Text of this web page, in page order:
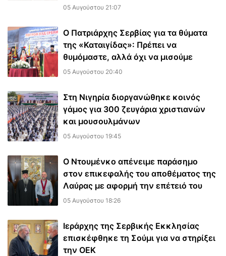
05 Αυγούστου 21:07
Ο Πατριάρχης Σερβίας για τα θύματα
της «Καταιγίδας»: Πρέπει να
θυμόμαστε, αλλά όχι να μισούμε
05 Αυγούστου 20:40
Στη Νιγηρία διοργανώθηκε κοινός
γάμος για 300 ζευγάρια χριστιανών
και μουσουλμάνων
05 Αυγούστου 19:45
Ο Ντουμένκο απένειμε παράσημο
στον επικεφαλής του αποθέματος της
Λαύρας με αφορμή την επέτειό του
05 Αυγούστου 18:26
Ιεράρχης της Σερβικής Εκκλησίας
επισκέφθηκε τη Σούμι για να στηρίξει
την ΟΕΚ